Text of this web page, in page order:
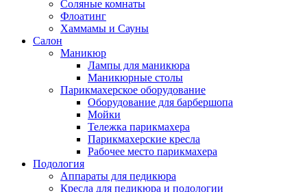
Соляные комнаты
Флоатинг
Хаммамы и Сауны
Салон
Маникюр
Лампы для маникюра
Маникюрные столы
Парикмахерское оборудование
Оборудование для барбершопа
Мойки
Тележка парикмахера
Парикмахерские кресла
Рабочее место парикмахера
Подология
Аппараты для педикюра
Кресла для педикюра и подологии